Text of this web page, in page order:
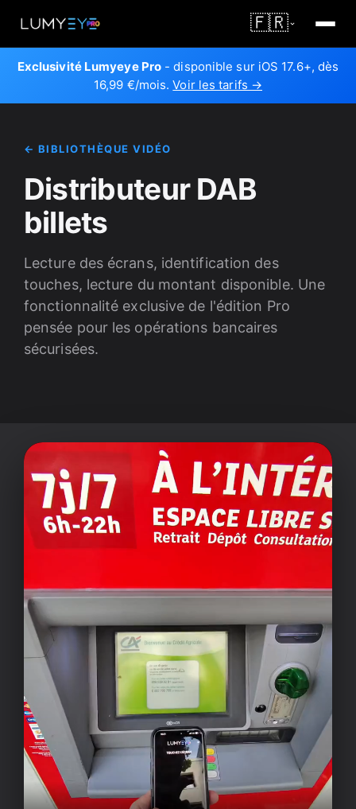
🇫🇷
Exclusivité Lumyeye Pro - disponible sur iOS 17.6+, dès
16,99 €/mois.Voir les tarifs →
← BIBLIOTHÈQUE VIDÉO
Distributeur DAB
billets
Lecture des écrans, identification des
touches, lecture du montant disponible. Une
fonctionnalité exclusive de l'édition Pro
pensée pour les opérations bancaires
sécurisées.